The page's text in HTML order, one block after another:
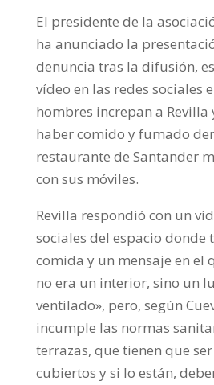
El presidente de la
ha anunciado la
denuncia tras la difusión,
vídeo en las redes sociales
hombres increpan a
haber comido y fumado
restaurante de Santander
con sus móviles.
Revilla respondió con un
sociales del espacio donde
comida y un mensaje en el
no era un interior, sino un
ventilado», pero, según
incumple las normas
terrazas, que tienen que
cubiertos y si lo están,